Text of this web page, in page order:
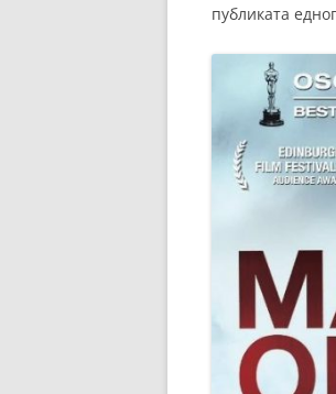
публиката